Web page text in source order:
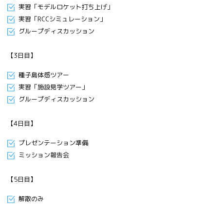
実習「モデルロケット打ち上げ」
実習「RCCシミュレーション」
グループディスカッション
【3日目】
種子島体感ツアー
実習「施設見学ツアー」
グループディスカッション
【4日目】
プレゼンテーション準備
ミッション報告会
【5日目】
解散のみ